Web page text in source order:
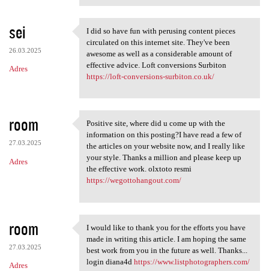
sei
26.03.2025
Adres
I did so have fun with
I did so have fun with perusing content pieces
circulated on this internet site. They've been
awesome as well as a considerable amount of
effective advice. Loft conversions Surbiton
https://loft-conversions-surbiton.co.uk/
room
27.03.2025
Adres
Positive site, where did u
Positive site, where did u come up with the
information on this posting?I have read a few of
the articles on your website now, and I really like
your style. Thanks a million and please keep up
the effective work. olxtoto resmi
https://wegottohangout.com/
room
27.03.2025
Adres
I would like to thank you for
I would like to thank you for the efforts you have
made in writing this article. I am hoping the same
best work from you in the future as well. Thanks...
login diana4d https://www.listphotographers.com/